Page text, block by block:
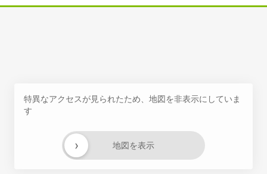
特異なアクセスが見られたため、地図を非表示にしていま
す
地図を表示
›